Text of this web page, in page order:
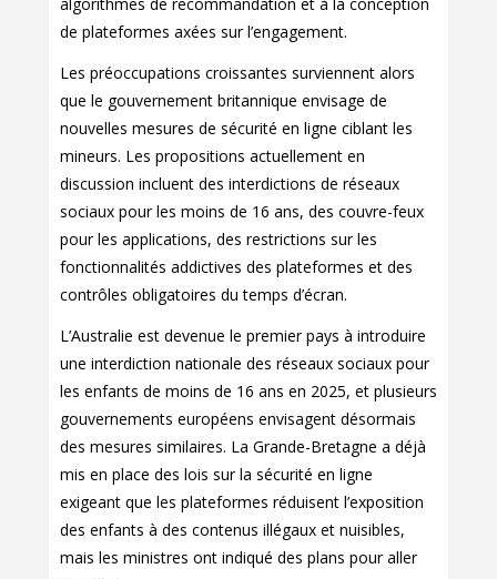
algorithmes de recommandation et à la conception
de plateformes axées sur l’engagement.
Les préoccupations croissantes surviennent alors
que le gouvernement britannique envisage de
nouvelles mesures de sécurité en ligne ciblant les
mineurs. Les propositions actuellement en
discussion incluent des interdictions de réseaux
sociaux pour les moins de 16 ans, des couvre-feux
pour les applications, des restrictions sur les
fonctionnalités addictives des plateformes et des
contrôles obligatoires du temps d’écran.
L’Australie est devenue le premier pays à introduire
une interdiction nationale des réseaux sociaux pour
les enfants de moins de 16 ans en 2025, et plusieurs
gouvernements européens envisagent désormais
des mesures similaires. La Grande-Bretagne a déjà
mis en place des lois sur la sécurité en ligne
exigeant que les plateformes réduisent l’exposition
des enfants à des contenus illégaux et nuisibles,
mais les ministres ont indiqué des plans pour aller